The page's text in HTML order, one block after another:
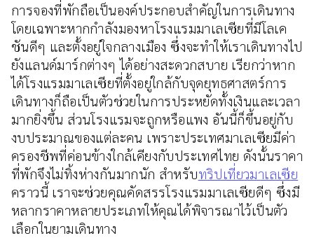
การจองที่พักถือเป็นองค์ประกอบสำคัญในการเดินทาง
โดยเฉพาะหากกำลังมองหาโรงแรมมาเลเซียที่มีโลเค
ชันดีๆ และตั้งอยู่ใจกลางเมือง ซึ่งจะทำให้เราเดินทางไป
ยังแลนด์มาร์กต่างๆ ได้อย่างสะดวกสบาย เรียกว่าหาก
ได้โรงแรมมาเลเซียที่ตั้งอยู่ใกล้กับจุดยุทธศาสตร์การ
เดินทางก็ถือเป็นตัวช่วยในการประหยัดทั้งเงินและเวลา
มากยิ่งขึ้น ส่วนโรงแรมจะถูกหรือแพง อันนี้ก็ขึ้นอยู่กับ
งบประมาณของแต่ละคน เพราะประเทศมาเลเซียมีค่า
ครองชีพที่ค่อนข้างใกล้เคียงกับประเทศไทย ดังนั้นราคา
ที่พักจึงไม่ทิ้งห่างกันมากนัก สำหรับทริปเที่ยวมาเลเซีย
คราวนี้ เราจะช่วยคุณคัดสรรโรงแรมมาเลเซียดีๆ ซึ่งมี
หลากราคาหลายประเภทให้คุณได้พิจารณาไว้เป็นตัว
เลือกในยามเดินทาง